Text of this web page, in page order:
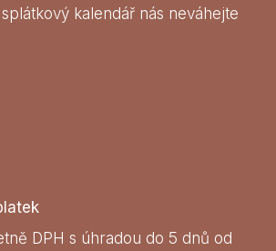
kalendář nás neváhejte
DPH s úhradou do 5 dnů od